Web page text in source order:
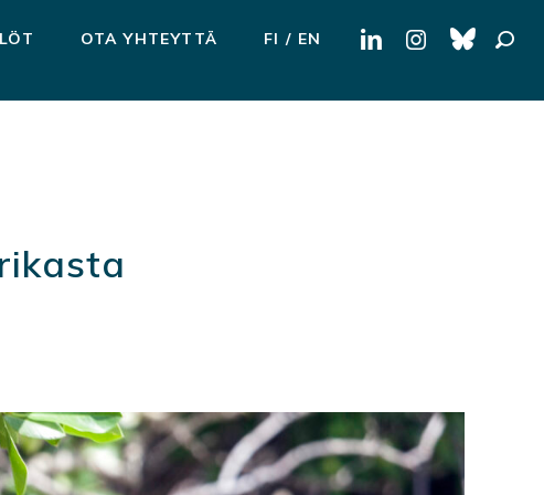
OTA YHTEYTTÄ FI EN Haku: